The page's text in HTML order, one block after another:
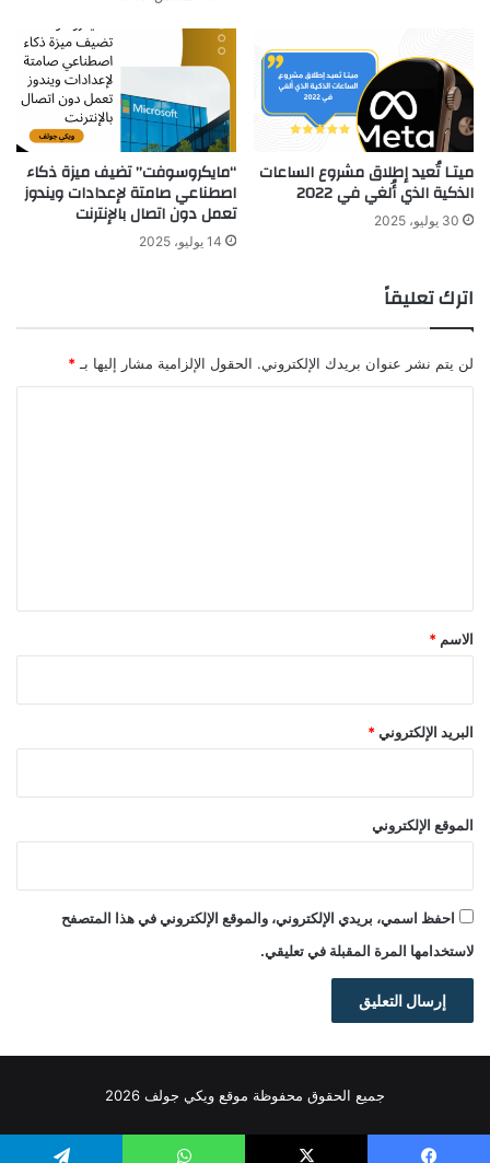
ميتـا تُعيد إطلاق مشروع الساعات
الذكية الذي أُلغي في 2022
30 يوليو، 2025
“مايكروسوفت” تضيف ميزة ذكاء
اصطناعي صامتة لإعدادات ويندوز
تعمل دون اتصال بالإنترنت
14 يوليو، 2025
اترك تعليقاً
لن يتم نشر عنوان بريدك الإلكتروني. الحقول الإلزامية مشار إليها بـ *
*
الاسم *
البريد الإلكتروني *
الموقع الإلكتروني
احفظ اسمي، بريدي الإلكتروني، والموقع الإلكتروني في هذا المتصفح
لاستخدامها المرة المقبلة في تعليقي.
جميع الحقوق محفوظة موقع ويكي جولف 2026